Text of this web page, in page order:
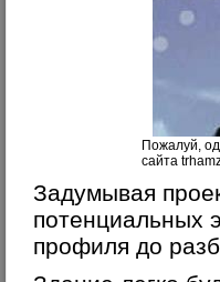
Пожалуй,
сайта
Задумывая
потенциальных
профиля до